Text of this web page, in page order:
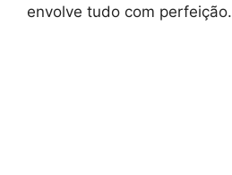
envolve tudo com perfeição.